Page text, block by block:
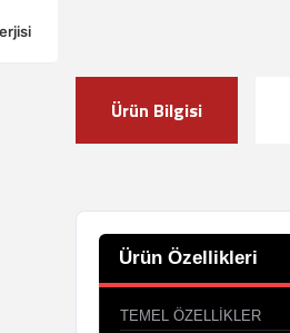
Ürün Bilgisi
Ürün Özellikleri
TEMEL ÖZELLIKLER